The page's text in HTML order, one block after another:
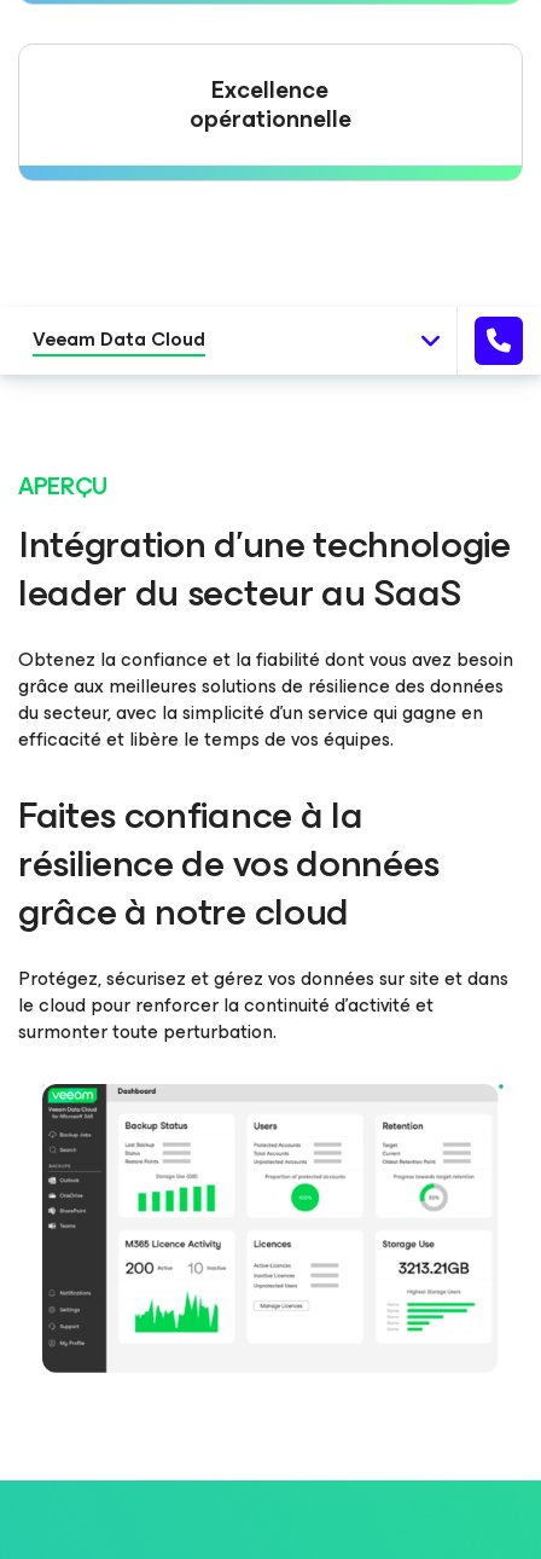
Excellence
opérationnelle
Veeam Data Cloud
APERÇU
Intégration d’une technologie
leader du secteur au SaaS
Obtenez la confiance et la fiabilité dont vous avez besoin
grâce aux meilleures solutions de résilience des données
du secteur, avec la simplicité d’un service qui gagne en
efficacité et libère le temps de vos équipes.
Faites confiance à la
résilience de vos données
grâce à notre cloud
Protégez, sécurisez et gérez vos données sur site et dans
le cloud pour renforcer la continuité d’activité et
surmonter toute perturbation.